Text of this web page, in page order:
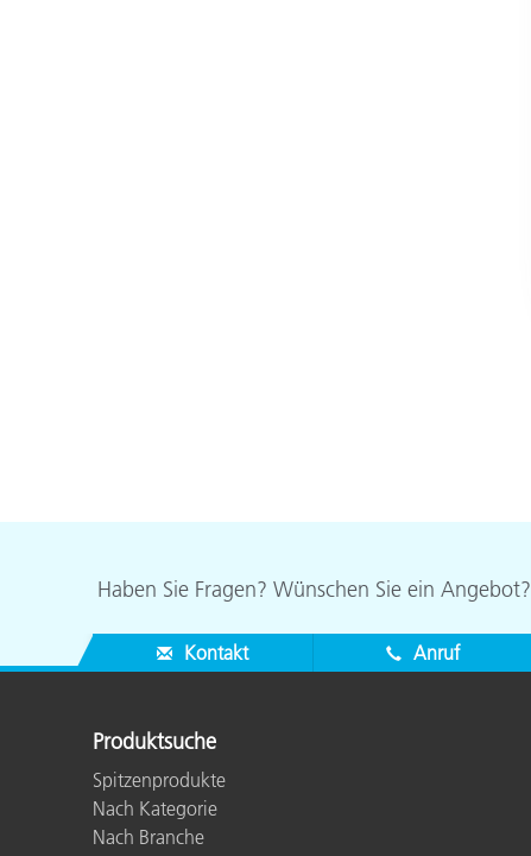
Haben Sie Fragen? Wünschen Sie ein Angebot?
Kontakt Anruf
Produktsuche
Spitzenprodukte
Nach Kategorie
Nach Branche